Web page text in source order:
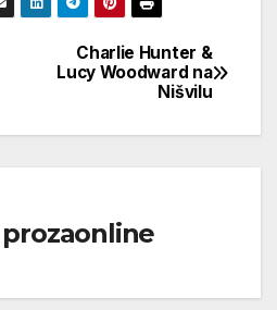
Charlie Hunter &
Lucy Woodward na
Nišvilu
prozaonline